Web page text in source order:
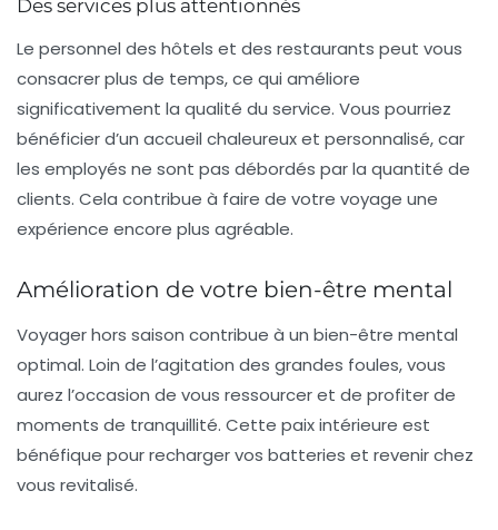
Des services plus attentionnés
Le personnel des hôtels et des restaurants peut vous
consacrer plus de temps, ce qui améliore
significativement la qualité du service. Vous pourriez
bénéficier d’un accueil chaleureux et personnalisé, car
les employés ne sont pas débordés par la quantité de
clients. Cela contribue à faire de votre voyage une
expérience encore plus agréable.
Amélioration de votre bien-être mental
Voyager hors saison contribue à un bien-être mental
optimal. Loin de l’agitation des grandes foules, vous
aurez l’occasion de vous ressourcer et de profiter de
moments de tranquillité. Cette paix intérieure est
bénéfique pour recharger vos batteries et revenir chez
vous revitalisé.